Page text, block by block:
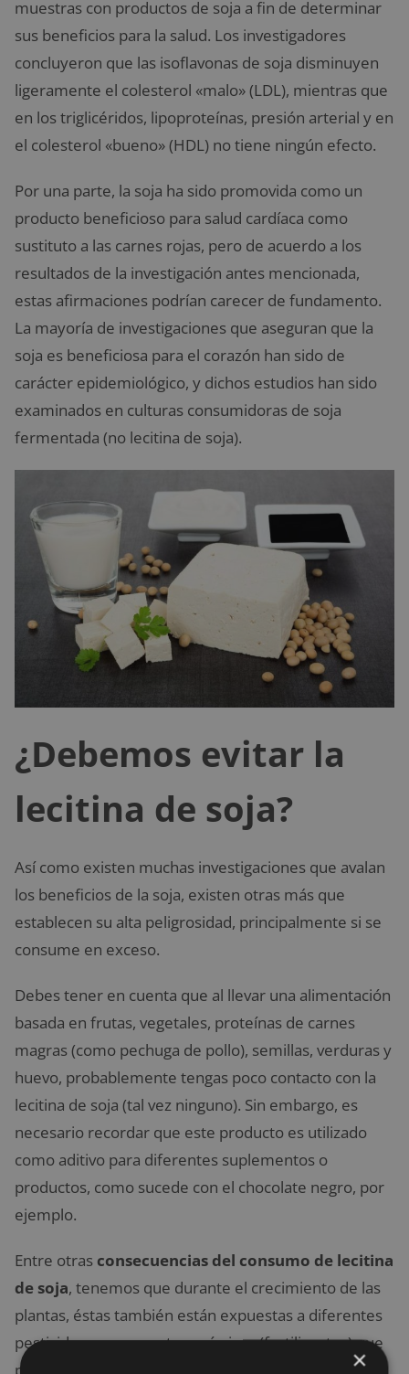
muestras con productos de soja a fin de determinar
sus beneficios para la salud. Los investigadores
concluyeron que las isoflavonas de soja disminuyen
ligeramente el colesterol «malo» (LDL), mientras que
en los triglicéridos, lipoproteínas, presión arterial y en
el colesterol «bueno» (HDL) no tiene ningún efecto.
Por una parte, la soja ha sido promovida como un
producto beneficioso para salud cardíaca como
sustituto a las carnes rojas, pero de acuerdo a los
resultados de la investigación antes mencionada,
estas afirmaciones podrían carecer de fundamento.
La mayoría de investigaciones que aseguran que la
soja es beneficiosa para el corazón han sido de
carácter epidemiológico, y dichos estudios han sido
examinados en culturas consumidoras de soja
fermentada (no lecitina de soja).
¿Debemos evitar la
lecitina de soja?
Así como existen muchas investigaciones que avalan
los beneficios de la soja, existen otras más que
establecen su alta peligrosidad, principalmente si se
consume en exceso.
Debes tener en cuenta que al llevar una alimentación
basada en frutas, vegetales, proteínas de carnes
magras (como pechuga de pollo), semillas, verduras y
huevo, probablemente tengas poco contacto con la
lecitina de soja (tal vez ninguno). Sin embargo, es
necesario recordar que este producto es utilizado
como aditivo para diferentes suplementos o
productos, como sucede con el chocolate negro, por
ejemplo.
Entre otras consecuencias del consumo de lecitina
de soja, tenemos que durante el crecimiento de las
plantas, éstas también están expuestas a diferentes
pesticidas y compuestos químicos (fertilizantes) que
podrían ser perjudiciales para la salud del ser
×